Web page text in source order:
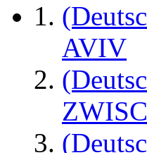
AVIV